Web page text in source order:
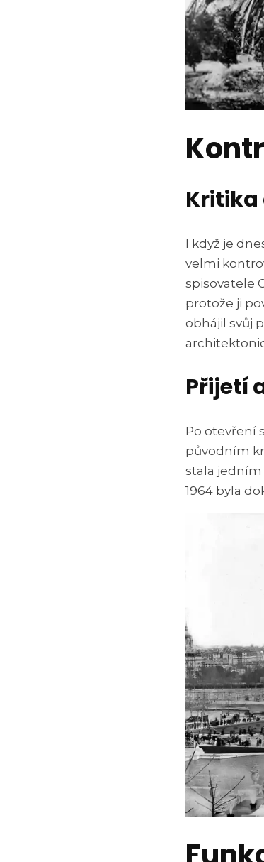
Kritika
I když je
velmi
spisovatele
protože ji
obhájil svůj
Přijetí
Po otevření
původním
stala jedním
1964 byla